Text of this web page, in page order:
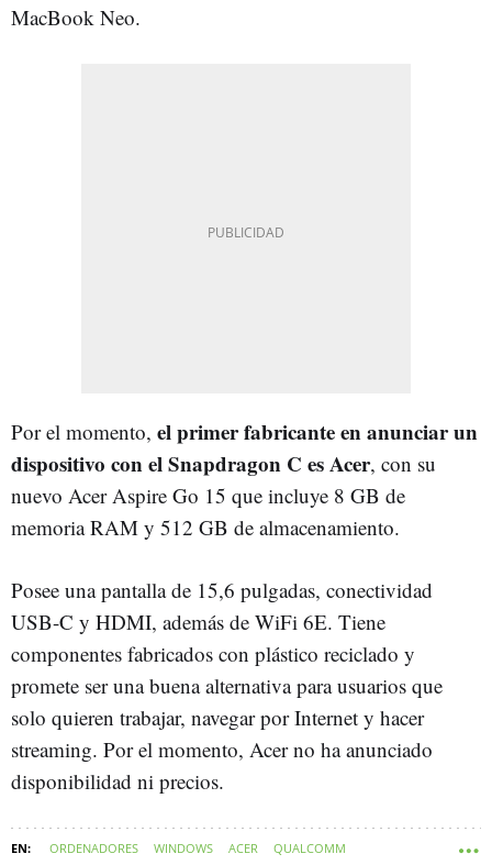
MacBook Neo.
Por el momento, el primer fabricante en anunciar un
dispositivo con el Snapdragon C es Acer, con su
nuevo Acer Aspire Go 15 que incluye 8 GB de
memoria RAM y 512 GB de almacenamiento.
Posee una pantalla de 15,6 pulgadas, conectividad
USB-C y HDMI, además de WiFi 6E. Tiene
componentes fabricados con plástico reciclado y
promete ser una buena alternativa para usuarios que
solo quieren trabajar, navegar por Internet y hacer
streaming. Por el momento, Acer no ha anunciado
disponibilidad ni precios.
ORDENADORES WINDOWS ACER QUALCOMM